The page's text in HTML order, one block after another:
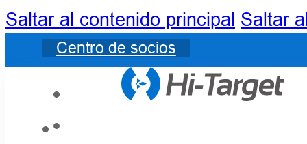
Saltar al contenido principal Saltar
Centro de socios